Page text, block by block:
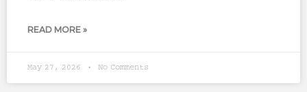
READ MORE »
May 27, 2026 No Comments